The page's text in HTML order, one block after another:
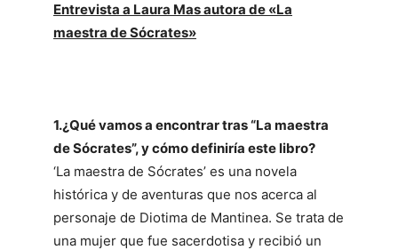
Entrevista a Laura Mas autora de «La
maestra de Sócrates»
1.¿Qué vamos a encontrar tras “La maestra
de Sócrates”, y cómo definiría este libro?
‘La maestra de Sócrates’ es una novela
histórica y de aventuras que nos acerca al
personaje de Diotima de Mantinea. Se trata de
una mujer que fue sacerdotisa y recibió un